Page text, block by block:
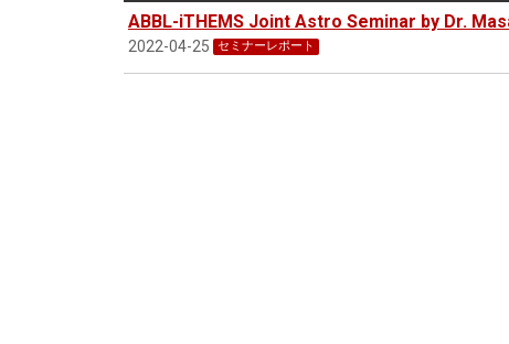
ABBL-iTHEMS Joint Astro Seminar by Dr.
2022-04-25 セミナーレポート